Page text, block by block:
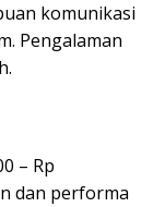
komunikasi
Pengalaman
– Rp
dan performa